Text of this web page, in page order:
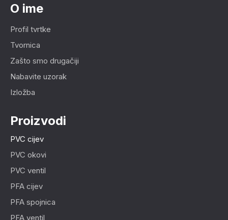
O ime
Profil tvrtke
Tvornica
Zašto smo drugačiji
Nabavite uzorak
Izložba
Proizvodi
PVC cijev
PVC okovi
PVC ventil
PFA cijev
PFA spojnica
PFA ventil